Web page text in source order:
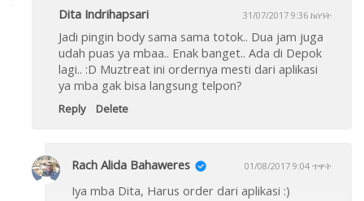
Dita Indrihapsari 31/07/2017 9:36 ከሰዓት
Jadi pingin body sama sama totok.. Dua jam juga
udah puas ya mbaa.. Enak banget.. Ada di Depok
lagi.. :D Muztreat ini ordernya mesti dari aplikasi
ya mba gak bisa langsung telpon?
Reply Delete
Rach Alida Bahaweres 01/08/2017 9:04 ጥዋት
Iya mba Dita, Harus order dari aplikasi :)